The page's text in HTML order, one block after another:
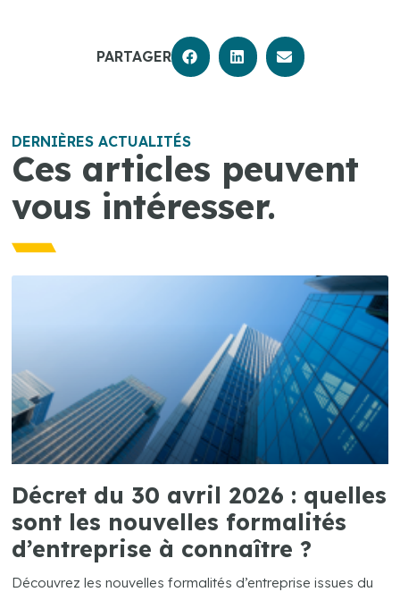
PARTAGER
DERNIÈRES ACTUALITÉS
Ces articles peuvent
vous intéresser.
Décret du 30 avril 2026 : quelles
sont les nouvelles formalités
d’entreprise à connaître ?
Découvrez les nouvelles formalités d’entreprise issues du